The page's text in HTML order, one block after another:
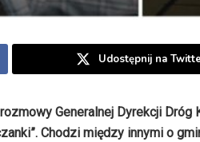
Udostępnij na
Generalnej Dyrekcji
Chodzi między innymi o